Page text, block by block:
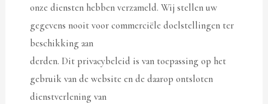
onze diensten hebben verzameld. Wij stellen uw
gegevens nooit voor commerciële doelstellingen ter
beschikking aan
derden. Dit privacybeleid is van toepassing op het
gebruik van de website en de daarop ontsloten
dienstverlening van